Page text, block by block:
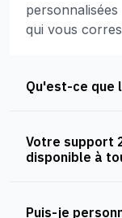
qui vous
Qu'est-ce que
Votre support
disponible à
Puis-je